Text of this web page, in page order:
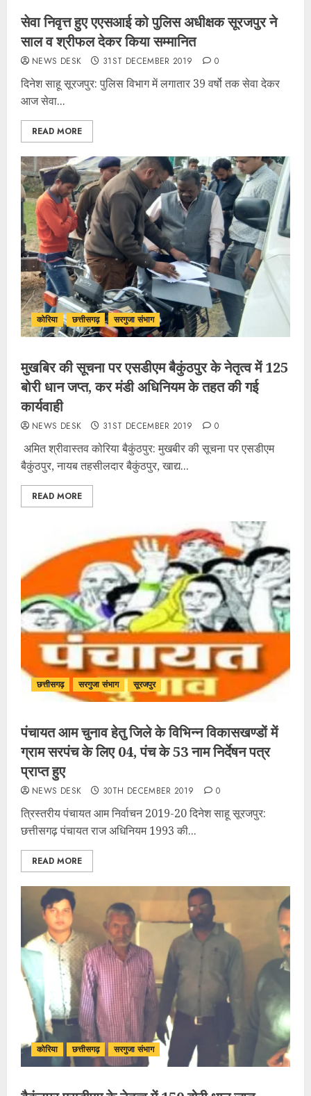
सेवा निवृत्त हुए एएसआई को पुलिस अधीक्षक सूरजपुर ने
साल व श्रीफल देकर किया सम्मानित
NEWS DESK 31ST DECEMBER 2019 0
दिनेश साहू सूरजपुर: पुलिस विभाग में लगातार 39 वर्षो तक सेवा देकर
आज सेवा...
READ MORE
कोरिया छत्तीसगढ़ सरगुजा संभाग
मुखबिर की सूचना पर एसडीएम बैकुंठपुर के नेतृत्व में 125
बोरी धान जप्त, कर मंडी अधिनियम के तहत की गई
कार्यवाही
NEWS DESK 31ST DECEMBER 2019 0
अमित श्रीवास्तव कोरिया बैकुंठपुर: मुखबीर की सूचना पर एसडीएम
बैकुंठपुर, नायब तहसीलदार बैकुंठपुर, खाद्य...
READ MORE
छत्तीसगढ़ सरगुजा संभाग सूरजपुर
पंचायत आम चुनाव हेतु जिले के विभिन्न विकासखण्डों में
ग्राम सरपंच के लिए 04, पंच के 53 नाम निर्देषन पत्र
प्राप्त हुए
NEWS DESK 30TH DECEMBER 2019 0
त्रिस्तरीय पंचायत आम निर्वाचन 2019-20 दिनेश साहू सूरजपुर:
छत्तीसगढ़ पंचायत राज अधिनियम 1993 की...
READ MORE
कोरिया छत्तीसगढ़ सरगुजा संभाग